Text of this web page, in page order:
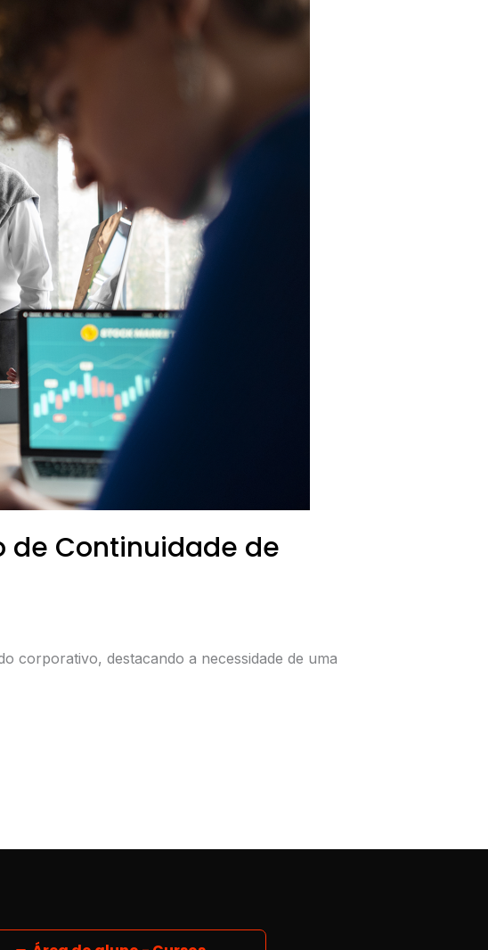
de Continuidade de
corporativo, destacando a necessidade de uma